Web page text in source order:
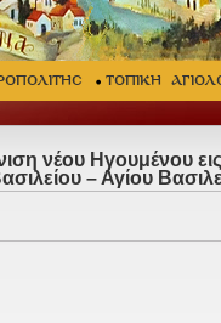
ΤΟΠΙΚΗ
νέου Ηγουμένου
– Αγίου